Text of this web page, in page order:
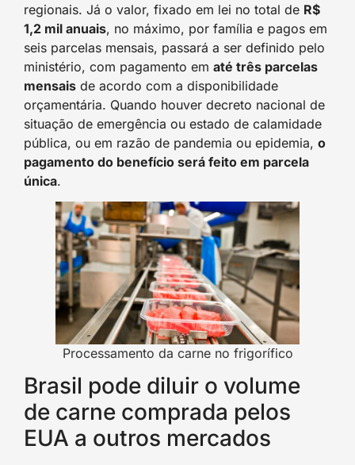
regionais. Já o valor, fixado em lei no total de R$
1,2 mil anuais, no máximo, por família e pagos em
seis parcelas mensais, passará a ser definido pelo
ministério, com pagamento em até três parcelas
mensais de acordo com a disponibilidade
orçamentária. Quando houver decreto nacional de
situação de emergência ou estado de calamidade
pública, ou em razão de pandemia ou epidemia, o
pagamento do benefício será feito em parcela
única.
Processamento da carne no frigorífico
Brasil pode diluir o volume
de carne comprada pelos
EUA a outros mercados